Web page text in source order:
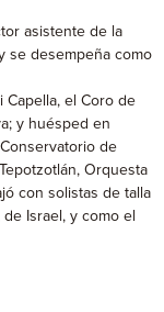
asistente de la
se desempeña como
Capella, el Coro de
y huésped en
de
Orquesta
con solistas de talla
Israel, y como el